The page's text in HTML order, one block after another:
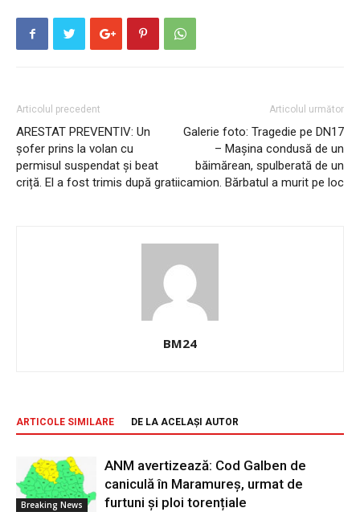
Articolul precedent
ARESTAT PREVENTIV: Un
șofer prins la volan cu
permisul suspendat și beat
criță. El a fost trimis după gratii
Articolul următor
Galerie foto: Tragedie pe DN17
– Mașina condusă de un
băimărean, spulberată de un
camion. Bărbatul a murit pe loc
BM24
ARTICOLE SIMILARE DE LA ACELAȘI AUTOR
Breaking News
ANM avertizează: Cod Galben de
caniculă în Maramureș, urmat de
furtuni și ploi torențiale